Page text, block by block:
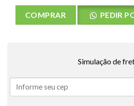
COMPRAR PEDIR
Simulação de